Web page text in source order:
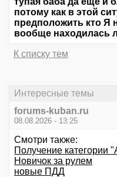
потому как в этой
предположить кто Я
вообще находилась
К списку тем
Интересные темы
forums-kuban.ru
08.08.2026 - 13:25
Смотри также:
Получение категории
Новичок за рулем
новые ПДД